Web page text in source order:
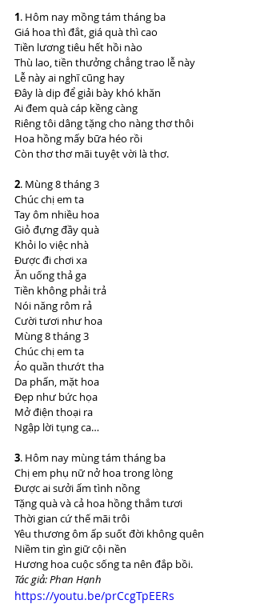
1. Hôm nay mồng tám tháng ba
Giá hoa thì đắt, giá quà thì cao
Tiền lương tiêu hết hồi nào
Thù lao, tiền thưởng chẳng trao lễ này
Lễ này ai nghĩ cũng hay
Đây là dịp để giải bày khó khăn
Ai đem quà cáp kềng càng
Riêng tôi dâng tặng cho nàng thơ thôi
Hoa hồng mấy bữa héo rồi
Còn thơ thơ mãi tuyệt vời là thơ.
2. Mùng 8 tháng 3
Chúc chị em ta
Tay ôm nhiều hoa
Giỏ đựng đầy quà
Khỏi lo việc nhà
Được đi chơi xa
Ăn uống thả ga
Tiền không phải trả
Nói năng rôm rả
Cười tươi như hoa
Mùng 8 tháng 3
Chúc chị em ta
Áo quần thướt tha
Da phấn, mặt hoa
Đẹp như bức họa
Mở điện thoại ra
Ngập lời tụng ca…
3. Hôm nay mùng tám tháng ba
Chị em phụ nữ nở hoa trong lòng
Được ai sưởi ấm tình nồng
Tặng quà và cả hoa hồng thắm tươi
Thời gian cứ thế mãi trôi
Yêu thương ôm ấp suốt đời không quên
Niềm tin gìn giữ cội nền
Hương hoa cuộc sống ta nên đắp bồi.
Tác giả: Phan Hạnh
https://youtu.be/prCcgTpEERs